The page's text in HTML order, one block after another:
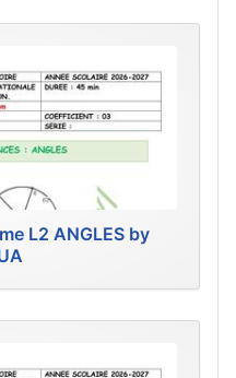
L2 ANGLES by